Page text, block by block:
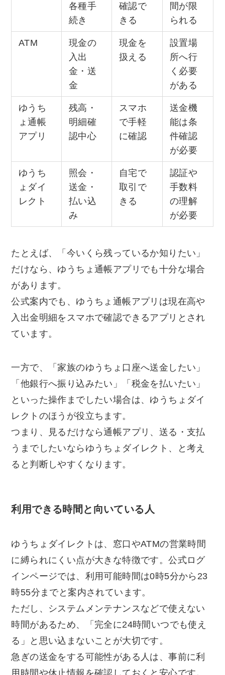
各種手
続き
確認で
きる
間が限
られる
ATM
現金の
入出
金・送
金
現金を
扱える
設置場
所へ行
く必要
がある
ゆうち
ょ通帳
アプリ
残高・
明細確
認中心
スマホ
で手軽
に確認
送金機
能は条
件確認
が必要
ゆうち
ょダイ
レクト
照会・
送金・
払い込
み
自宅で
取引で
きる
認証や
手数料
の理解
が必要
たとえば、「今いくら残っているか知りたい」
だけなら、ゆうちょ通帳アプリでも十分な場合
があります。
公式案内でも、ゆうちょ通帳アプリは現在高や
入出金明細をスマホで確認できるアプリとされ
ています。
一方で、「家族のゆうちょ口座へ送金したい」
「他銀行へ振り込みたい」「税金を払いたい」
といった操作までしたい場合は、ゆうちょダイ
レクトのほうが役立ちます。
つまり、見るだけなら通帳アプリ、送る・支払
うまでしたいならゆうちょダイレクト、と考え
ると判断しやすくなります。
利用できる時間と向いている人
ゆうちょダイレクトは、窓口やATMの営業時間
に縛られにくい点が大きな特徴です。公式ログ
インページでは、利用可能時間は0時5分から23
時55分までと案内されています。
ただし、システムメンテナンスなどで使えない
時間があるため、「完全に24時間いつでも使え
る」と思い込まないことが大切です。
急ぎの送金をする可能性がある人は、事前に利
用時間や休止情報を確認しておくと安心です。